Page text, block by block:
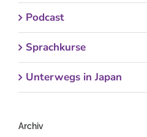
Podcast
Sprachkurse
Unterwegs in Japan
Archiv